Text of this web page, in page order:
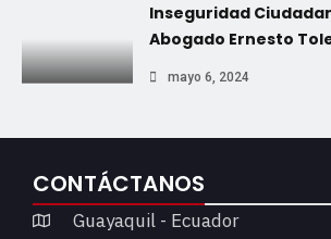
Inseguridad
Abogado Ernesto
mayo 6, 2024
CONTÁCTANOS
Guayaquil - Ecuador